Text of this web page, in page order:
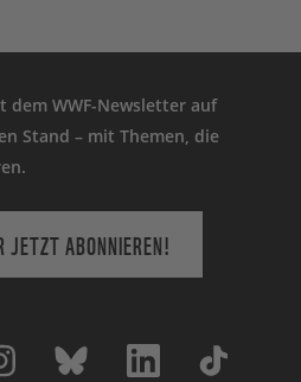
dem WWF-Newsletter auf
Stand – mit Themen, die
JETZT ABONNIEREN!